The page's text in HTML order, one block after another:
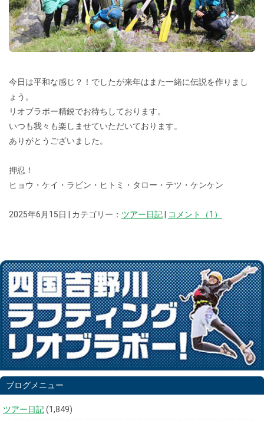
今日は平和な感じ？！でしたが来年はまた一緒に伝説を作りまし
ょう。
リオブラボー精鋭でお待ちしております。
いつも我々も楽しませていただいております。
ありがとうございました。
押忍！
ヒョウ・ケイ・ラビン・ヒトミ・タロー・テツ・ケンケン
2025年6月15日 | カテゴリー： ツアー日記 コメント（1）
ブログメニュー
ツアー日記(1,849)